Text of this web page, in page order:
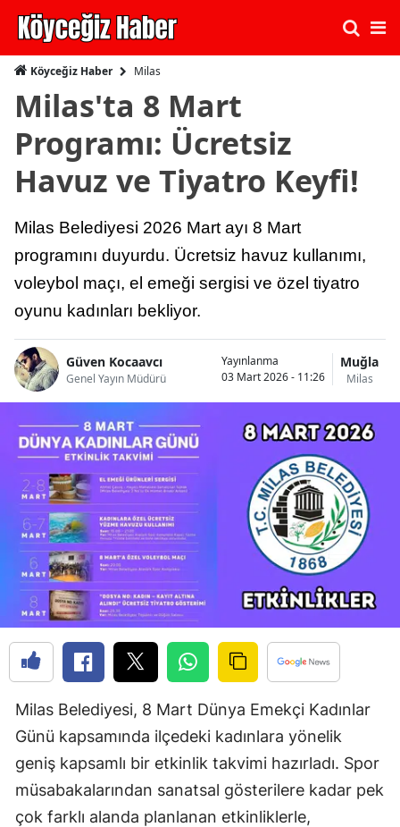
Köyceğiz Haber Milas
Milas'ta 8 Mart
Programı: Ücretsiz
Havuz ve Tiyatro Keyfi!
Milas Belediyesi 2026 Mart ayı 8 Mart
programını duyurdu. Ücretsiz havuz kullanımı,
voleybol maçı, el emeği sergisi ve özel tiyatro
oyunu kadınları bekliyor.
Güven Kocaavcı
Genel Yayın Müdürü
Yayınlanma
03 Mart 2026 - 11:26
Muğla
Milas
Milas Belediyesi, 8 Mart Dünya Emekçi Kadınlar
Günü kapsamında ilçedeki kadınlara yönelik
geniş kapsamlı bir etkinlik takvimi hazırladı. Spor
müsabakalarından sanatsal gösterilere kadar pek
çok farklı alanda planlanan etkinliklerle,